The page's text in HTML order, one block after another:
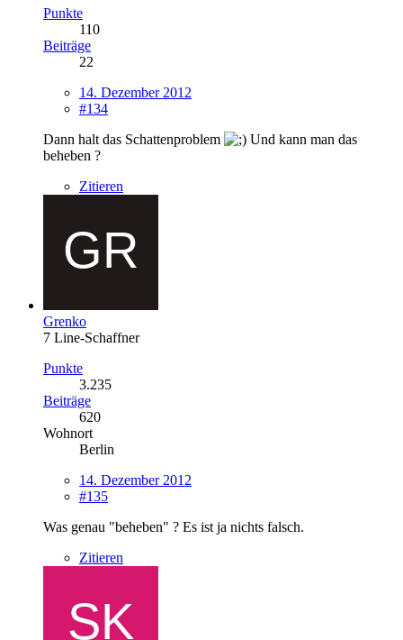
Punkte
110
Beiträge
22
14. Dezember 2012
#134
Dann halt das Schattenproblem
Und kann man das
beheben ?
Zitieren
Grenko
7 Line-Schaffner
Punkte
3.235
Beiträge
620
Wohnort
Berlin
14. Dezember 2012
#135
Was genau "beheben" ? Es ist ja nichts falsch.
Zitieren